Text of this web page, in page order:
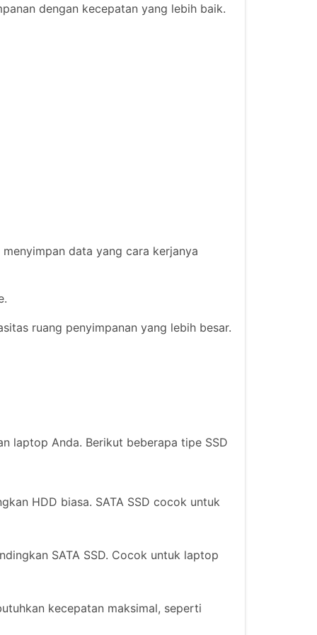
dengan kecepatan yang lebih baik.
data yang cara kerjanya
ruang penyimpanan yang lebih besar.
laptop Anda. Berikut beberapa tipe SSD
HDD biasa. SATA SSD cocok untuk
SATA SSD. Cocok untuk laptop
kecepatan maksimal, seperti